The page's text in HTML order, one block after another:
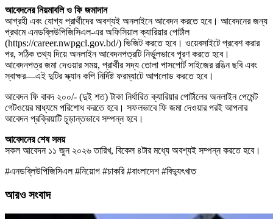
আবেদনের নিয়মাবলি ও ফি জমাদান
আগ্রহী এবং যোগ্য প্রার্থীদের অবশ্যই অনলাইনে আবেদন করতে হবে। আবেদনের জন্য
প্রথমে এনডব্লিউপিজিসিএল-এর অফিসিয়াল ক্যারিয়ার পোর্টাল
(https://career.nwpgcl.gov.bd/) ভিজিট করতে হবে। ওয়েবসাইটে প্রবেশ করার
পর, সঠিক তথ্য দিয়ে অনলাইন আবেদনপত্রটি নির্ভুলভাবে পূরণ করতে হবে।
আবেদনপত্র জমা দেওয়ার সময়, প্রার্থীর সদ্য তোলা পাসপোর্ট সাইজের রঙিন ছবি এবং
স্বাক্ষর—এই দুটির স্ক্যান কপি নির্দিষ্ট ফরম্যাটে আপলোড করতে হবে।
আবেদন ফি বাবদ ২০০/- (দুই শত) টাকা নির্ধারিত ক্যারিয়ার পোর্টালের অনলাইন পেমেন্ট
গেটওয়ের মাধ্যমে পরিশোধ করতে হবে। সফলভাবে ফি জমা দেওয়ার পরই আপনার
আবেদন প্রক্রিয়াটি চূড়ান্তভাবে সম্পন্ন হবে।
আবেদনের শেষ সময়
সকল আবেদন ১১ জুন ২০২৬ তারিখ, বিকেল ৪টার মধ্যে অবশ্যই সম্পন্ন করতে হবে।
#এনডব্লিউপিজিসিএল #নিয়োগ #চাকরি #বাংলাদেশ #বিদ্যুৎখাত
আরও সংবাদ